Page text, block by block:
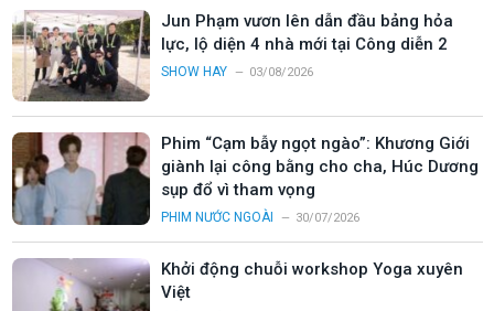
Jun Phạm vươn lên dẫn đầu bảng hỏa
lực, lộ diện 4 nhà mới tại Công diễn 2
SHOW HAY 03/08/2026
Phim “Cạm bẫy ngọt ngào”: Khương Giới
giành lại công bằng cho cha, Húc Dương
sụp đổ vì tham vọng
PHIM NƯỚC NGOÀI 30/07/2026
Khởi động chuỗi workshop Yoga xuyên
Việt